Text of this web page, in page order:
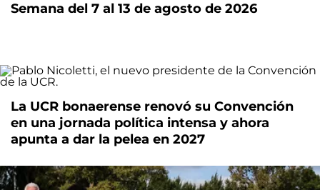
Semana del 7 al 13 de agosto de 2026
La UCR bonaerense renovó su Convención
en una jornada política intensa y ahora
apunta a dar la pelea en 2027